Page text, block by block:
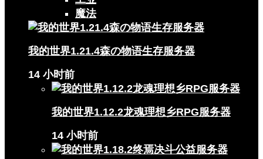
魔法
我的世界1.21.4森の物语生存服务器
14 小时前
我的世界1.12.2龙魂理想乡RPG服务器
14 小时前